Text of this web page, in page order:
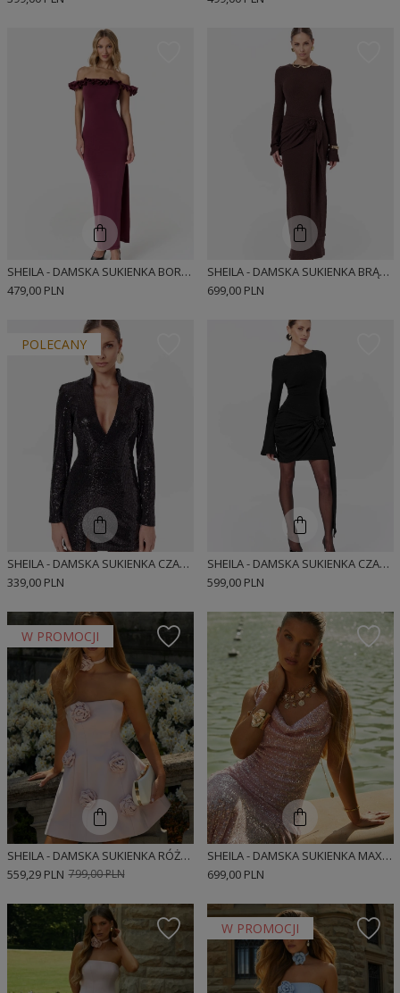
SHEILA - DAMSKA SUKIENKA BORDOWA DZIANINOWA Z FALBANKĄ MAXI 'HAZIER'
479,00 PLN
SHEILA - DAMSKA SUKIENKA BRĄZOWA DZIANINOWA Z DŁUGIM ROZKLOSZOWANYM RĘKAWEM MAXI 'MATILDE'
699,00 PLN
POLECANY
SHEILA - DAMSKA SUKIENKA CZARNA CEKINOWA Z DŁUGIMI RĘKAWAMI WIECZOROWA 'LARISA'
339,00 PLN
SHEILA - DAMSKA SUKIENKA CZARNA DZIANINOWA Z DŁUGIM ROZKLOSZOWANYM RĘKAWEM MINI 'BEATRICE'
599,00 PLN
W PROMOCJI
SHEILA - DAMSKA SUKIENKA RÓŻOWA Z RÓŻAMI MINI 'LIVRE'
799,00 PLN
559,29 PLN
SHEILA - DAMSKA SUKIENKA MAXI Z CEKINAMI W KOLORZE RÓŻOWYM 'BIJOU'
699,00 PLN
W PROMOCJI